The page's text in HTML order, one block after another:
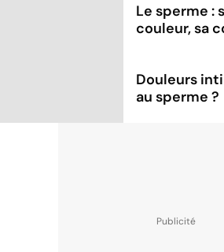
Le sperme :
couleur, sa
Douleurs
au sperme ?